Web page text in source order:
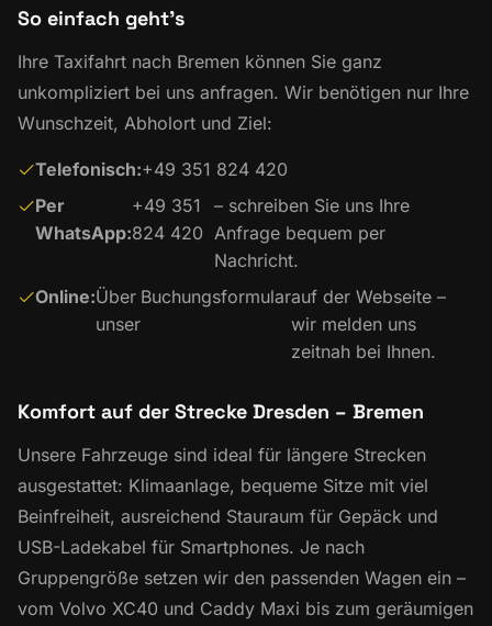
So einfach geht’s
Ihre Taxifahrt nach Bremen können Sie ganz
unkompliziert bei uns anfragen. Wir benötigen nur Ihre
Wunschzeit, Abholort und Ziel:
Telefonisch:+49 351 824 420
Per
WhatsApp:
+49 351
824 420
– schreiben Sie uns Ihre
Anfrage bequem per
Nachricht.
Online:Über
unser
Buchungsformularauf der Webseite –
wir melden uns
zeitnah bei Ihnen.
Komfort auf der Strecke Dresden – Bremen
Unsere Fahrzeuge sind ideal für längere Strecken
ausgestattet: Klimaanlage, bequeme Sitze mit viel
Beinfreiheit, ausreichend Stauraum für Gepäck und
USB-Ladekabel für Smartphones. Je nach
Gruppengröße setzen wir den passenden Wagen ein –
vom Volvo XC40 und Caddy Maxi bis zum geräumigen